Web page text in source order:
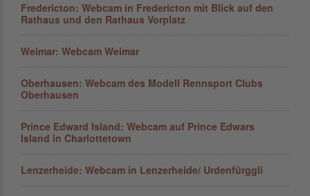
Fredericton: Webcam in Fredericton mit Blick auf den
Rathaus und den Rathaus Vorplatz
Weimar: Webcam Weimar
Oberhausen: Webcam des Modell Rennsport Clubs
Oberhausen
Prince Edward Island: Webcam auf Prince Edwars
Island in Charlottetown
Lenzerheide: Webcam in Lenzerheide/ Urdenfürggli